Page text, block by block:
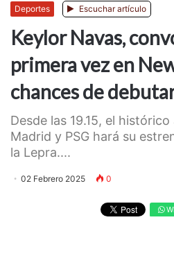
Deportes Escuchar artículo
Keylor Navas,
primera vez en
chances de
Desde las 19.15, el
Madrid y PSG hará su
la Lepra....
02 Febrero 2025 0